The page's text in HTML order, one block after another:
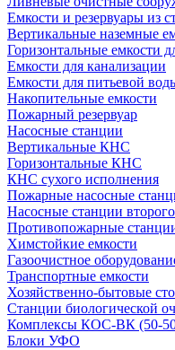
Емкости и резервуары из
Вертикальные наземные
Горизонтальные емкости
Емкости для канализации
Емкости для питьевой
Накопительные емкости
Пожарный резервуар
Насосные станции
Вертикальные КНС
Горизонтальные КНС
КНС сухого исполнения
Пожарные насосные
Насосные cтанции
Противопожарные
Химстойкие емкости
Газоочистное
Транспортные емкости
Хозяйственно-бытовые
Станции биологической
Комплексы КОС-ВК (50-
Блоки УФО